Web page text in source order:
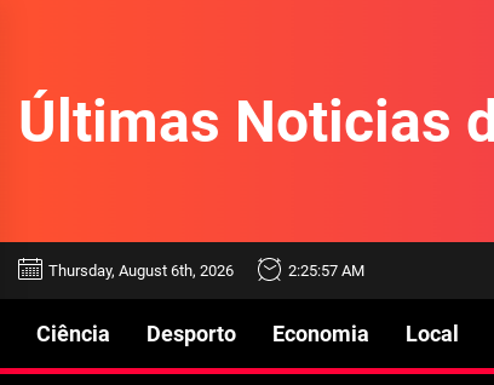
content
Últimas Noticias
Thursday, August 6th, 2026 2:25:57 AM
Ciência Desporto Economia Local
Beetlejuice e espectáculos